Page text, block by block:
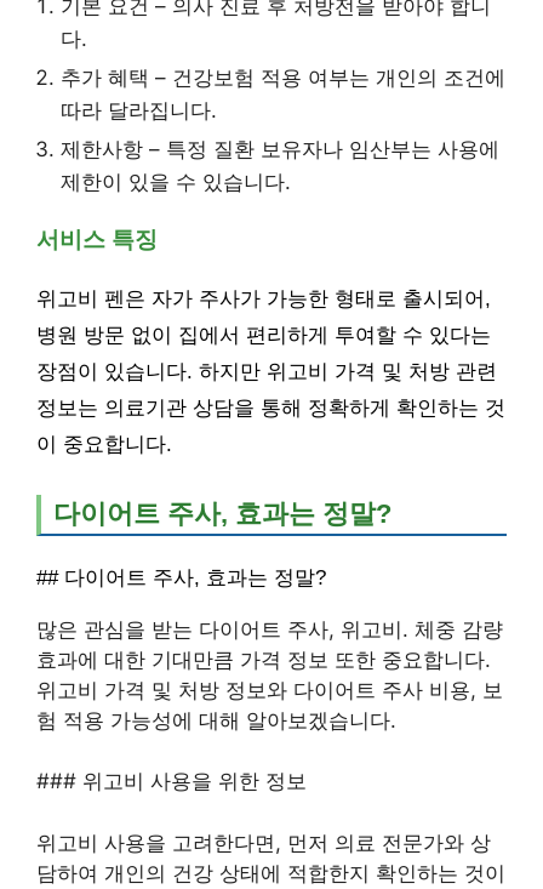
기본 요건 – 의사 진료 후 처방전을 받아야 합니
다.
추가 혜택 – 건강보험 적용 여부는 개인의 조건에
따라 달라집니다.
제한사항 – 특정 질환 보유자나 임산부는 사용에
제한이 있을 수 있습니다.
서비스 특징
위고비 펜은 자가 주사가 가능한 형태로 출시되어,
병원 방문 없이 집에서 편리하게 투여할 수 있다는
장점이 있습니다. 하지만 위고비 가격 및 처방 관련
정보는 의료기관 상담을 통해 정확하게 확인하는 것
이 중요합니다.
다이어트 주사, 효과는 정말?
## 다이어트 주사, 효과는 정말?
많은 관심을 받는 다이어트 주사, 위고비. 체중 감량
효과에 대한 기대만큼 가격 정보 또한 중요합니다.
위고비 가격 및 처방 정보와 다이어트 주사 비용, 보
험 적용 가능성에 대해 알아보겠습니다.
### 위고비 사용을 위한 정보
위고비 사용을 고려한다면, 먼저 의료 전문가와 상
담하여 개인의 건강 상태에 적합한지 확인하는 것이